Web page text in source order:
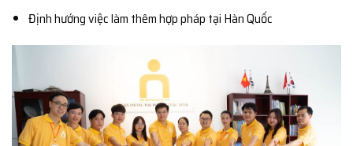
Định hướng việc làm thêm hợp pháp tại Hàn Quốc